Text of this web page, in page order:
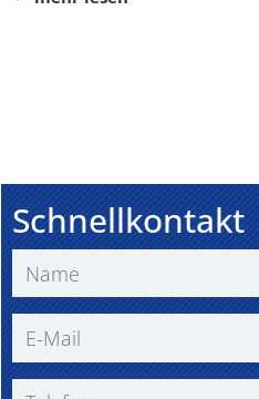
Schnellkontakt